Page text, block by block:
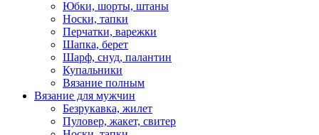
Юбки, шорты, штаны
Носки, тапки
Перчатки, варежки
Шапка, берет
Шарф, снуд, палантин
Купальники
Вязание полным
Вязание для мужчин
Безрукавка, жилет
Пуловер, жакет, свитер